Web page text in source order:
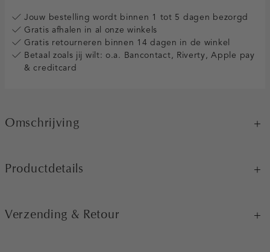
Jouw bestelling wordt binnen 1 tot 5 dagen bezorgd
Gratis afhalen in al onze winkels
Gratis retourneren binnen 14 dagen in de winkel
Betaal zoals jij wilt: o.a. Bancontact, Riverty, Apple pay
& creditcard
Omschrijving
Productdetails
Verzending & Retour